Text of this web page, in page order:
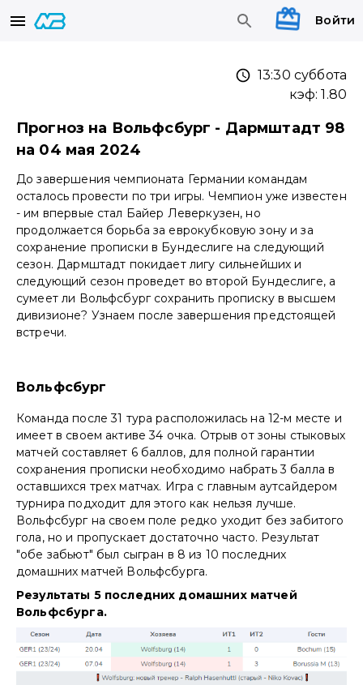
Войти
13:30 суббота
кэф:1.80
Прогноз на Вольфсбург - Дармштадт 98
на 04 мая 2024
До завершения чемпионата Германии командам
осталось провести по три игры. Чемпион уже известен
- им впервые стал Байер Леверкузен, но
продолжается борьба за еврокубковую зону и за
сохранение прописки в Бундеслиге на следующий
сезон. Дармштадт покидает лигу сильнейших и
следующий сезон проведет во второй Бундеслиге, а
сумеет ли Вольфсбург сохранить прописку в высшем
дивизионе? Узнаем после завершения предстоящей
встречи.
Вольфсбург
Команда после 31 тура расположилась на 12-м месте и
имеет в своем активе 34 очка. Отрыв от зоны стыковых
матчей составляет 6 баллов, для полной гарантии
сохранения прописки необходимо набрать 3 балла в
оставшихся трех матчах. Игра с главным аутсайдером
турнира подходит для этого как нельзя лучше.
Вольфсбург на своем поле редко уходит без забитого
гола, но и пропускает достаточно часто. Результат
"обе забьют" был сыгран в 8 из 10 последних
домашних матчей Вольфсбурга.
Результаты 5 последних домашних матчей
Вольфсбурга.